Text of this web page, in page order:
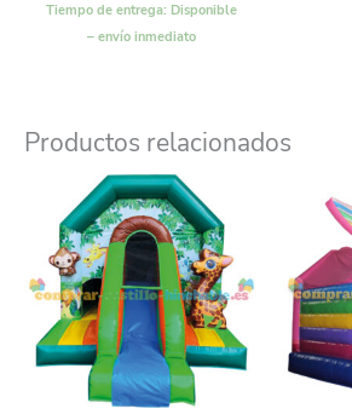
Tiempo de entrega: Disponible
– envío inmediato
Productos relacionados